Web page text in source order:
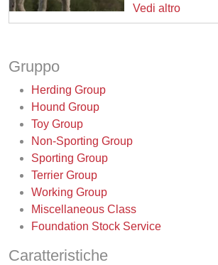
Vedi altro
Gruppo
Herding Group
Hound Group
Toy Group
Non-Sporting Group
Sporting Group
Terrier Group
Working Group
Miscellaneous Class
Foundation Stock Service
Caratteristiche